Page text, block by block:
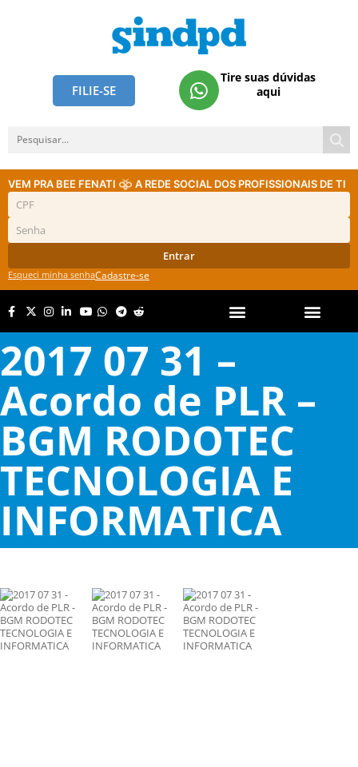
FILIE-SE
Tire suas dúvidas
aqui
VEM PRA BEE FENATI A REDE SOCIAL DOS PROFISSIONAIS DE TI
Entrar
Esqueci minha senhaCadastre-se
2017 07 31 –
Acordo de PLR –
BGM RODOTEC
TECNOLOGIA E
INFORMATICA